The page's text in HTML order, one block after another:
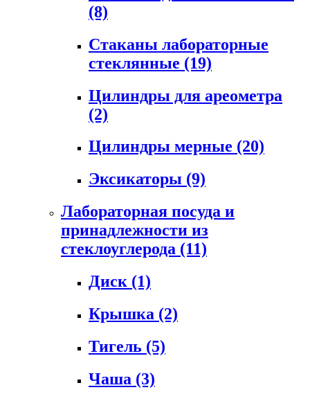
(8)
Стаканы лабораторные
стеклянные (19)
Цилиндры для ареометра
(2)
Цилиндры мерные (20)
Эксикаторы (9)
Лабораторная посуда и
принадлежности из
стеклоуглерода (11)
Диск (1)
Крышка (2)
Тигель (5)
Чаша (3)